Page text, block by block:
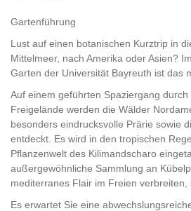
Gartenführung
Lust auf einen botanischen Kurztrip in
Mittelmeer, nach Amerika oder Asien?
Garten der Universität Bayreuth ist das
Auf einem geführten Spaziergang
Freigelände werden die Wälder
besonders eindrucksvolle Prärie sowie
entdeckt. Es wird in den tropischen
Pflanzenwelt des Kilimandscharo
außergewöhnliche Sammlung an
mediterranes Flair im Freien verbreiten,
Es erwartet Sie eine